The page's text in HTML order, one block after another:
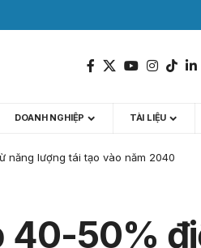
DOANH NGHIỆP TÀI LIỆU
năng lượng tái tạo vào năm 2040
40-50%